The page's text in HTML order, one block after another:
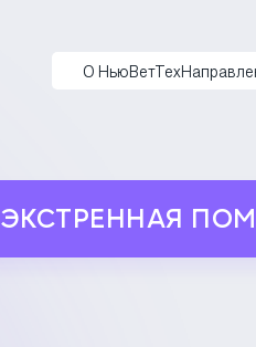
О НьюВетТех
ЭКСТРЕННАЯ